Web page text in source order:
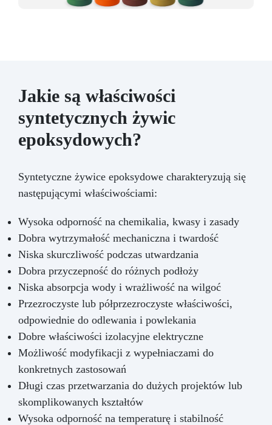
Jakie są właściwości
syntetycznych żywic
epoksydowych?
Syntetyczne żywice epoksydowe charakteryzują się
następującymi właściwościami:
Wysoka odporność na chemikalia, kwasy i zasady
Dobra wytrzymałość mechaniczna i twardość
Niska skurczliwość podczas utwardzania
Dobra przyczepność do różnych podłoży
Niska absorpcja wody i wrażliwość na wilgoć
Przezroczyste lub półprzezroczyste właściwości,
odpowiednie do odlewania i powlekania
Dobre właściwości izolacyjne elektryczne
Możliwość modyfikacji z wypełniaczami do
konkretnych zastosowań
Długi czas przetwarzania do dużych projektów lub
skomplikowanych kształtów
Wysoka odporność na temperaturę i stabilność